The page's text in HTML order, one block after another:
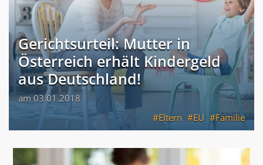
Gerichtsurteil: Mutter in
Österreich erhält Kindergeld
aus Deutschland!
am 03.01.2018
Eltern
EU Familie